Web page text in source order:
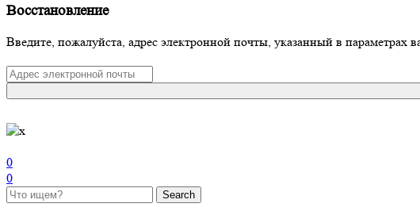
Восстановление
Введите, пожалуйста, адрес электронной почты, указанный в
0
0